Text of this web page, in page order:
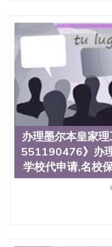
University）圣
University）圣何
University）圣
University）文凭
State University
State University
State University
State University
State University
University）圣何
University）圣何
University）圣何
University）圣何
University）圣何
University）圣何
办理墨尔本皇家
551190476》办
学校代申请,名校